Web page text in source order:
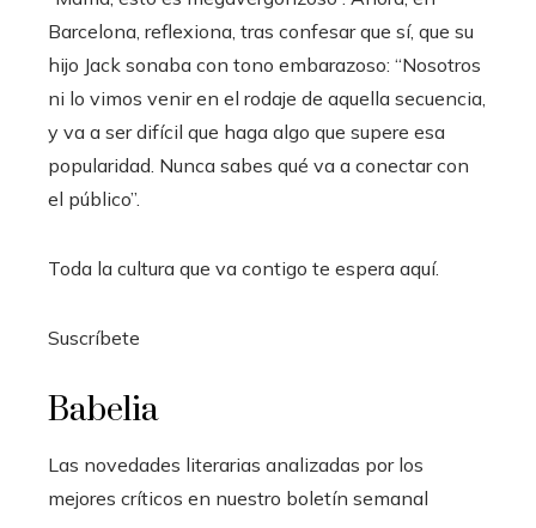
Barcelona, reflexiona, tras confesar que sí, que su
hijo Jack sonaba con tono embarazoso: “Nosotros
ni lo vimos venir en el rodaje de aquella secuencia,
y va a ser difícil que haga algo que supere esa
popularidad. Nunca sabes qué va a conectar con
el público”.
Toda la cultura que va contigo te espera aquí.
Suscríbete
Babelia
Las novedades literarias analizadas por los
mejores críticos en nuestro boletín semanal